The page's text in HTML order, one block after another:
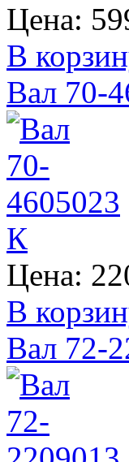
Цена:
В
Вал 70-
Цена:
В
Вал 72-